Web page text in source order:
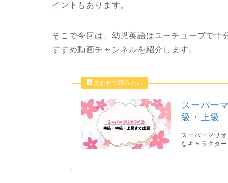
イントもあります。
そこで今回は、幼児英語はユーチューブで
すすめ動画チャンネルを紹介します。
スーパー
級・上級
スーパーマリ
なキャラクタ